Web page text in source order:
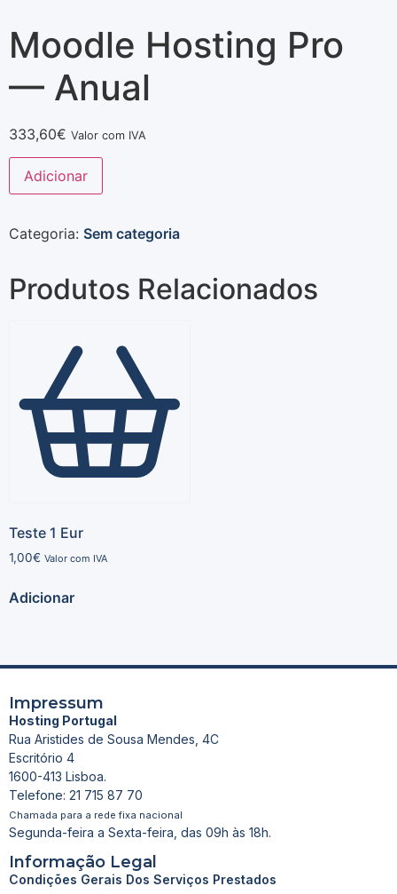
Moodle Hosting Pro
— Anual
333,60€ Valor com IVA
Adicionar
Categoria: Sem categoria
Produtos Relacionados
Teste 1 Eur
1,00€ Valor com IVA
Adicionar
Impressum
Hosting Portugal
Rua Aristides de Sousa Mendes, 4C
Escritório 4
1600-413 Lisboa.
Telefone: 21 715 87 70
Chamada para a rede fixa nacional
Segunda-feira a Sexta-feira, das 09h às 18h.
Informação Legal
Condições Gerais Dos Serviços Prestados